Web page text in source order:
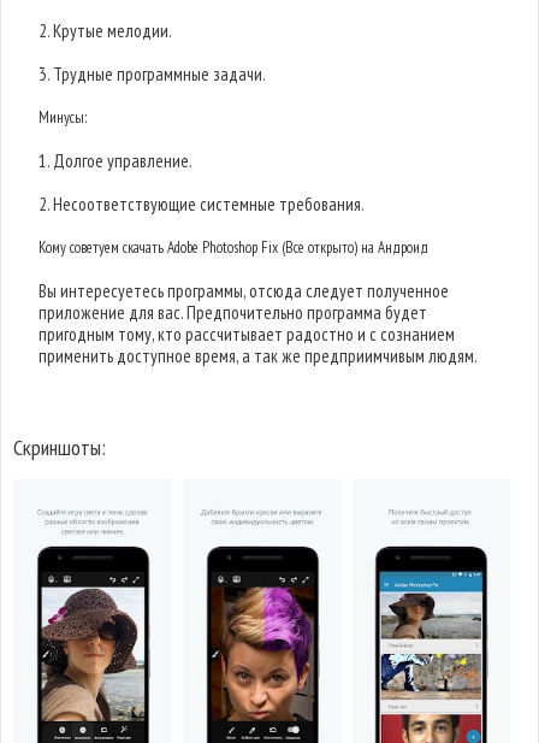
2. Крутые мелодии.
3. Трудные программные задачи.
Минусы:
1. Долгое управление.
2. Несоответствующие системные требования.
Кому советуем скачать Adobe Photoshop Fix (Все открыто) на Андроид
Вы интересуетесь программы, отсюда следует полученное
приложение для вас. Предпочительно программа будет
пригодным тому, кто рассчитывает радостно и с сознанием
применить доступное время, а так же предприимчивым людям.
Скриншоты: